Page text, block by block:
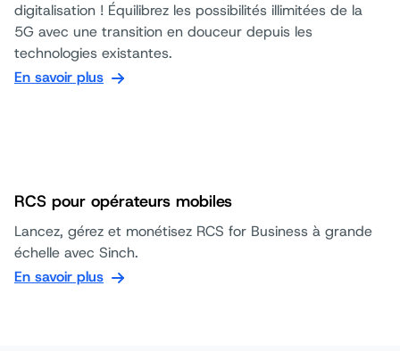
digitalisation ! Équilibrez les possibilités illimitées de la
5G avec une transition en douceur depuis les
technologies existantes.
En savoir plus
RCS pour opérateurs mobiles
Lancez, gérez et monétisez RCS for Business à grande
échelle avec Sinch.
En savoir plus